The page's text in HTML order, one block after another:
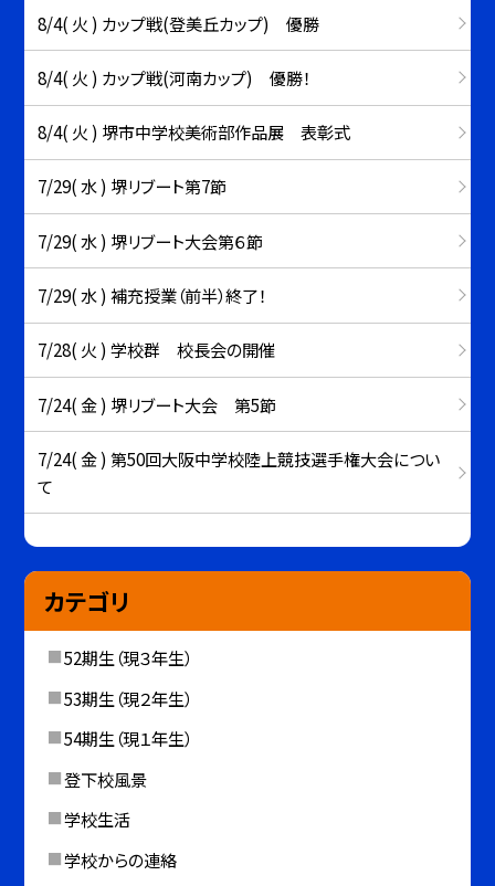
8/4( 火 ) カップ戦(登美丘カップ) 優勝
8/4( 火 ) カップ戦(河南カップ) 優勝！
8/4( 火 ) 堺市中学校美術部作品展 表彰式
7/29( 水 ) 堺リブート第7節
7/29( 水 ) 堺リブート大会第６節
7/29( 水 ) 補充授業（前半）終了！
7/28( 火 ) 学校群 校長会の開催
7/24( 金 ) 堺リブート大会 第5節
7/24( 金 ) 第50回大阪中学校陸上競技選手権大会につい
て
カテゴリ
52期生（現３年生）
53期生（現２年生）
54期生（現１年生）
登下校風景
学校生活
学校からの連絡